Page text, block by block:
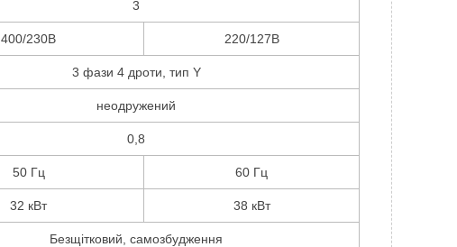
3
400/230В 220/127В
3 фази 4 дроти, тип Y
неодружений
0,8
50 Гц 60 Гц
32 кВт 38 кВт
Безщітковий, самозбудження